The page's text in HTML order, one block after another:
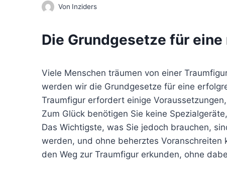
Von Inziders
Die Grundgesetze für
Viele Menschen träumen von einer
werden wir die Grundgesetze für eine
Traumfigur erfordert einige
Zum Glück benötigen Sie keine
Das Wichtigste, was Sie jedoch brauchen,
werden, und ohne beherztes Voranschreiten
den Weg zur Traumfigur erkunden, ohne